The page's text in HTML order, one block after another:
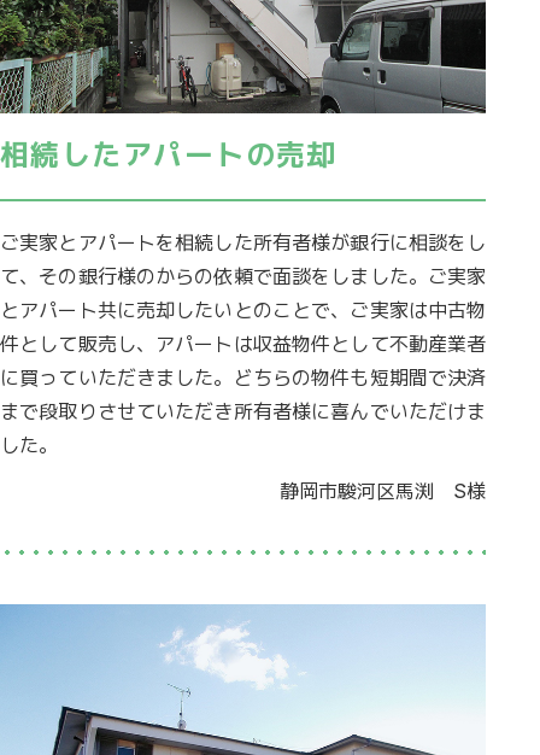
相続したアパートの売却
ご実家とアパートを相続した所有者様が銀行に相談をし
て、その銀行様のからの依頼で面談をしました。ご実家
とアパート共に売却したいとのことで、ご実家は中古物
件として販売し、アパートは収益物件として不動産業者
に買っていただきました。どちらの物件も短期間で決済
まで段取りさせていただき所有者様に喜んでいただけま
した。
静岡市駿河区馬渕 S様